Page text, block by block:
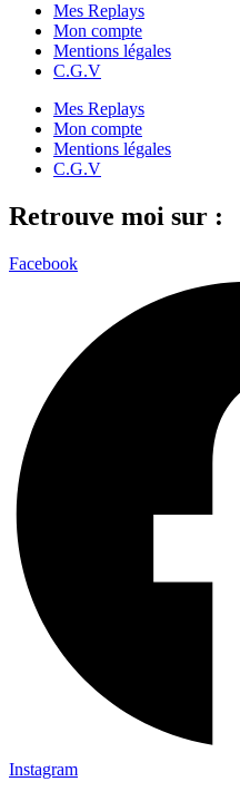
Mes Replays
Mon compte
Mentions légales
C.G.V
Mes Replays
Mon compte
Mentions légales
C.G.V
Retrouve moi sur :
Facebook
Instagram